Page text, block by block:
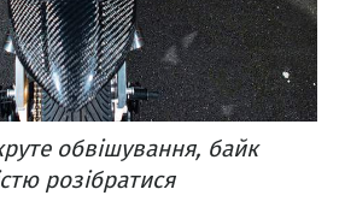
обвішування, байк
розібратися